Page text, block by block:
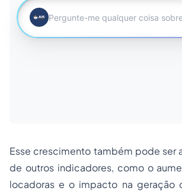
Esse crescimento também pode ser
de outros indicadores, como o
locadoras e o impacto na geração